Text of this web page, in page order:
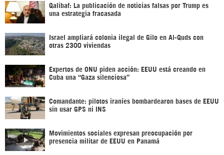
Qalibaf: La publicación de noticias falsas por Trump es
una estrategia fracasada
Israel ampliará colonia ilegal de Gilo en Al-Quds con
otras 2300 viviendas
Expertos de ONU piden acción: EEUU está creando en
Cuba una “Gaza silenciosa”
Comandante: pilotos iraníes bombardearon bases de EEUU
sin usar GPS ni INS
Movimientos sociales expresan preocupación por
presencia militar de EEUU en Panamá